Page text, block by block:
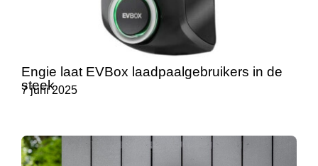
Engie laat EVBox laadpaalgebruikers in de
steek
7 juni 2025